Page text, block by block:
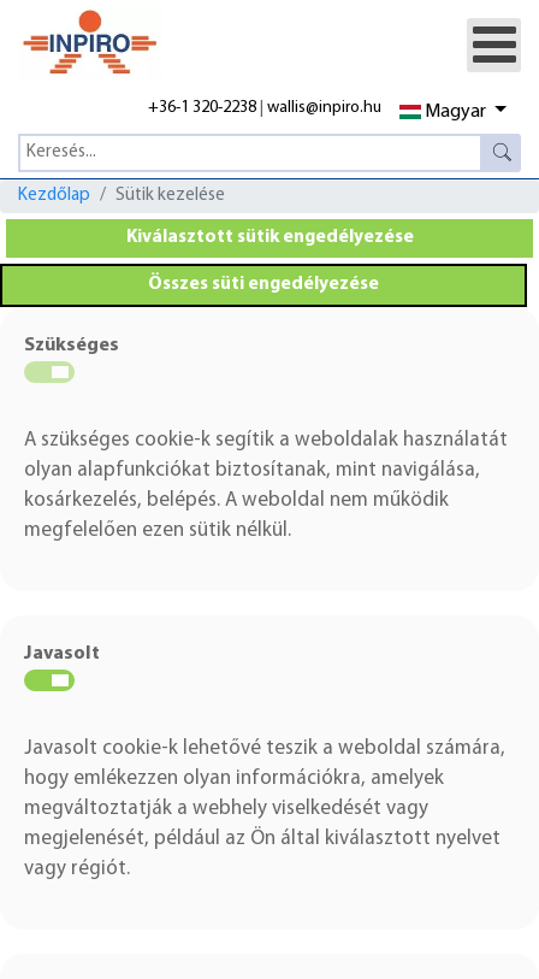
+36-1 320-2238 |wallis@inpiro.hu Magyar
Kezdőlap Sütik kezelése
Kiválasztott sütik engedélyezése
Összes süti engedélyezése
Szükséges
A szükséges cookie-k segítik a weboldalak használatát
olyan alapfunkciókat biztosítanak, mint navigálása,
kosárkezelés, belépés. A weboldal nem működik
megfelelően ezen sütik nélkül.
Javasolt
Javasolt cookie-k lehetővé teszik a weboldal számára,
hogy emlékezzen olyan információkra, amelyek
megváltoztatják a webhely viselkedését vagy
megjelenését, például az Ön által kiválasztott nyelvet
vagy régiót.